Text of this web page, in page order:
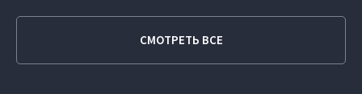
СМОТРЕТЬ ВСЕ